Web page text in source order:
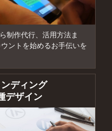
制作代行、活用方法ま
ントを始めるお手伝いを
ディング
デザイン